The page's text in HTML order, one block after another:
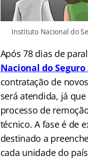
Instituto Nacional do
Após 78 dias de
Nacional do Seguro
contratação de
será atendida, já
processo de
técnico. A fase é de
destinado a
cada unidade do